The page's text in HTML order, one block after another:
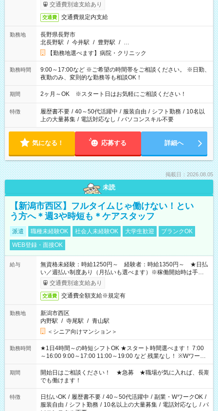
交通費別途支給あり
交通費 交通費規定内支給
勤務地
長野県長野市
北長野駅 / 今井駅 / 豊野駅 / …
【勤務地選べます】病院・クリニック
勤務時間
9:00～17:00など ※ご希望の時間帯をご相談ください。 ※日勤、
夜勤のみ、変則的な勤務等も相談OK！
期間 2ヶ月～OK ※スタート日はお気軽にご相談ください！
特徴 履歴書不要 / 40～50代活躍中 / 服装自由 / シフト勤務 / 10名以
上の大量募集 / 電話対応なし / パソコンスキル不要
気になる！ 応募する 詳細へ
掲載日：2026.08.05
未読
【新潟市西区】フルタイムじゃ働けない！とい
う方へ＊週3や時短も＊ケアスタッフ
派遣 職種未経験OK 社会人未経験OK 大学生歓迎
ブランクOK
WEB登録・面接OK
給与
無資格未経験：時給1250円～ 経験者：時給1350円～ ★日払
い／週払い制度あり（月払いも選べます）※稼働開始時は手続き
完了次第のお支払いとなります。
交通費別途支給あり
交通費 交通費全額支給※規定有
勤務地
新潟市西区
内野駅 / 寺尾駅 / 青山駅
＜シニア向けマンション＞
勤務時間
★1日4時間～の時短シフトOK ★スタート時間選べます！ 7:00
～16:00 9:00～17:00 11:00～19:00 など 残業なし！ ※Wワーク
の場合、他のお仕事と合わせ週40時間超の就業はご案内できま
せん ※法令に基づき、週20時間以上勤務は社会保険への加入対
象となります ※労働者派遣法（日雇い派遣の原則禁止）によ
り、短時間・短期間の就業はご案内が難しい場合があります
期間
開始日はご相談ください！ ★急募 ★職場が気に入れば、長期
でも働けます！
特徴 日払いOK / 履歴書不要 / 40～50代活躍中 / 副業・WワークOK /
服装自由 / シフト勤務 / 10名以上の大量募集 / 電話対応なし / パ